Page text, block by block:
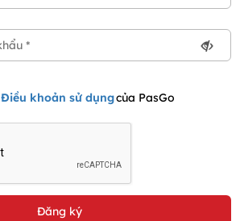
Điều khoản sử dụngcủa PasGo